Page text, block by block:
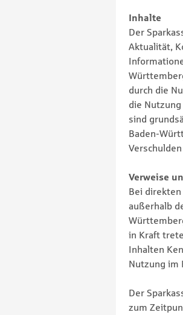
Inhalte
Der
Aktualität,
durch die
die
sind
Baden-
Verweise
Bei
außerhalb
in Kraft
Inhalten
Nutzung im
Der
zum